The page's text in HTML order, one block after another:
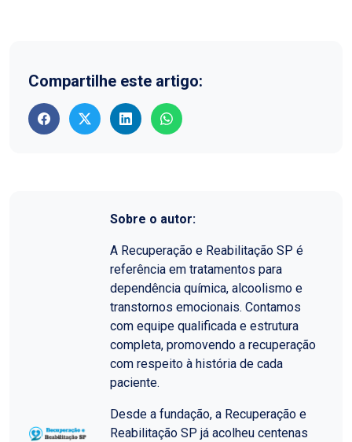
Compartilhe este artigo:
Sobre o autor:
A Recuperação e Reabilitação SP é
referência em tratamentos para
dependência química, alcoolismo e
transtornos emocionais. Contamos
com equipe qualificada e estrutura
completa, promovendo a recuperação
com respeito à história de cada
paciente.
Desde a fundação, a Recuperação e
Reabilitação SP já acolheu centenas